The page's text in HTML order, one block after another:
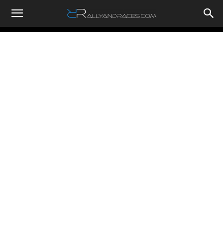
RallyandRaces.com